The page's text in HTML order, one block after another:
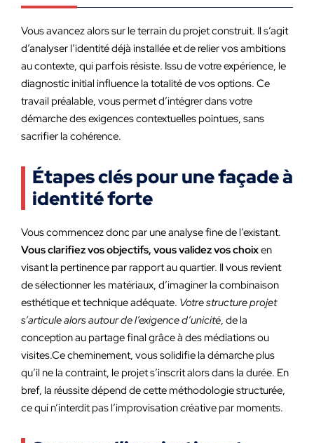
Vous avancez alors sur le terrain du projet construit. Il s’agit
d’analyser l’identité déjà installée et de relier vos ambitions
au contexte, qui parfois résiste. Issu de votre expérience, le
diagnostic initial influence la totalité de vos options. Ce
travail préalable, vous permet d’intégrer dans votre
démarche des exigences contextuelles pointues, sans
sacrifier la cohérence.
Étapes clés pour une façade à
identité forte
Vous commencez donc par une analyse fine de l’existant.
Vous clarifiez vos objectifs, vous validez vos choixen
visant la pertinence par rapport au quartier. Il vous revient
de sélectionner les matériaux, d’imaginer la combinaison
esthétique et technique adéquate. Votre structure projet
s’articule alors autour de l’exigence d’unicité, de la
conception au partage final grâce à des médiations ou
visites.Ce cheminement, vous solidifie la démarche plus
qu’il ne la contraint, le projet s’inscrit alors dans la durée. En
bref, la réussite dépend de cette méthodologie structurée,
ce qui n’interdit pas l’improvisation créative par moments.